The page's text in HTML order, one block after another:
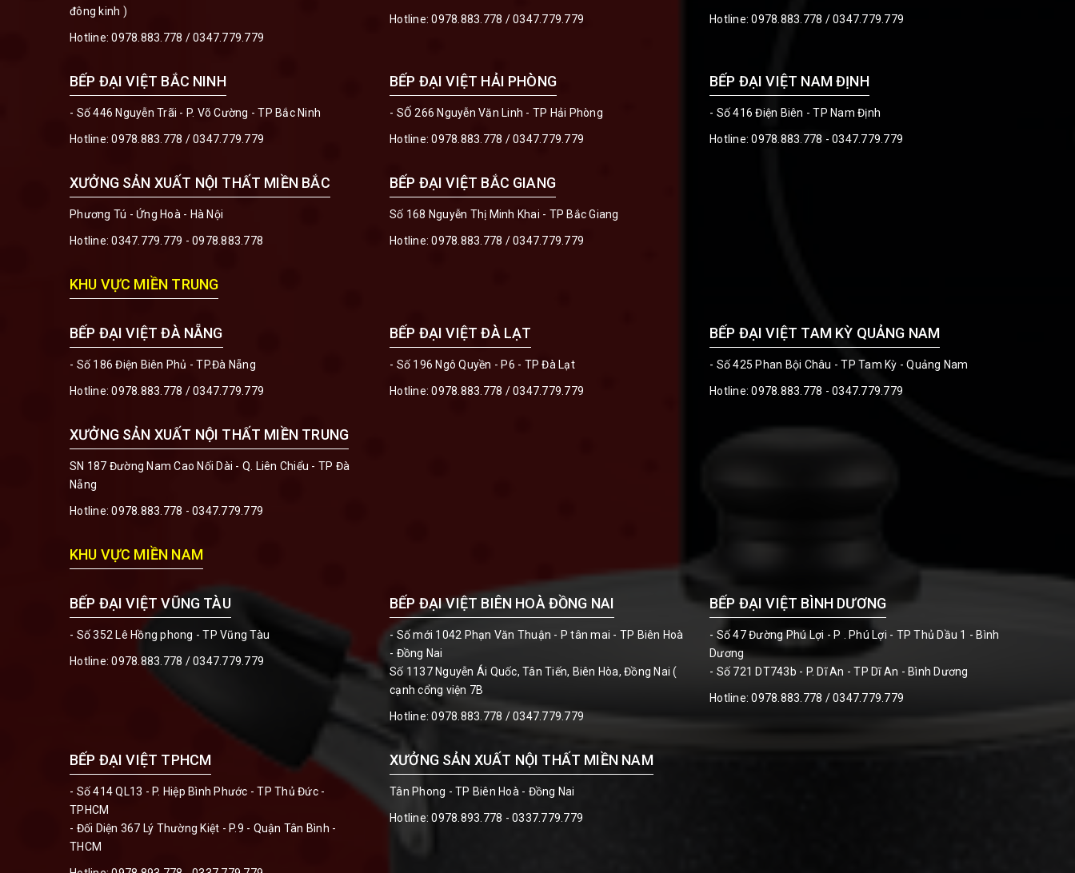
đông kinh )
Hotline:0978.883.778 /0347.779.779
Hotline:0978.883.778 /0347.779.779 Hotline:0978.883.778 /0347.779.779
BẾP ĐẠI VIỆT BẮC NINH
- Số 446 Nguyễn Trãi - P. Võ Cường - TP Bắc Ninh
Hotline:0978.883.778 /0347.779.779
BẾP ĐẠI VIỆT HẢI PHÒNG
- SỐ 266 Nguyễn Văn Linh - TP Hải Phòng
Hotline:0978.883.778 /0347.779.779
BẾP ĐẠI VIỆT NAM ĐỊNH
- Số 416 Điện Biên - TP Nam Định
Hotline:0978.883.778 - 0347.779.779
XƯỞNG SẢN XUẤT NỘI THẤT MIỀN BẮC
Phương Tú - Ứng Hoà - Hà Nội
Hotline:0347.779.779 - 0978.883.778
BẾP ĐẠI VIỆT BẮC GIANG
Số 168 Nguyễn Thị Minh Khai - TP Bắc Giang
Hotline:0978.883.778 /0347.779.779
KHU VỰC MIỀN TRUNG
BẾP ĐẠI VIỆT ĐÀ NẴNG
- Số 186 Điện Biên Phủ - TP.Đà Nẵng
Hotline:0978.883.778 /0347.779.779
BẾP ĐẠI VIỆT ĐÀ LẠT
- Số 196 Ngô Quyền - P6 - TP Đà Lạt
Hotline:0978.883.778 /0347.779.779
BẾP ĐẠI VIỆT TAM KỲ QUẢNG NAM
- Số 425 Phan Bội Châu - TP Tam Kỳ - Quảng Nam
Hotline:0978.883.778 - 0347.779.779
XƯỞNG SẢN XUẤT NỘI THẤT MIỀN TRUNG
SN 187 Đường Nam Cao Nối Dài - Q. Liên Chiểu - TP Đà
Nẵng
Hotline:0978.883.778 - 0347.779.779
KHU VỰC MIỀN NAM
BẾP ĐẠI VIỆT VŨNG TÀU
- Số 352 Lê Hồng phong - TP Vũng Tàu
Hotline:0978.883.778 / 0347.779.779
BẾP ĐẠI VIỆT BIÊN HOÀ ĐỒNG NAI
- Số mới 1042 Phạn Văn Thuận - P tân mai - TP Biên Hoà
- Đồng Nai
Số 1137 Nguyễn Ái Quốc, Tân Tiến, Biên Hòa, Đồng Nai (
cạnh cổng viện 7B
Hotline:0978.883.778 / 0347.779.779
BẾP ĐẠI VIỆT BÌNH DƯƠNG
- Số 47 Đường Phú Lợi - P . Phú Lợi - TP Thủ Dầu 1 - Bình
Dương
- Số 721 DT743b - P. Dĩ An - TP Dĩ An - Bình Dương
Hotline:0978.883.778 / 0347.779.779
BẾP ĐẠI VIỆT TPHCM
- Số 414 QL13 - P. Hiệp Bình Phước - TP Thủ Đức -
TPHCM
- Đối Diện 367 Lý Thường Kiệt - P.9 - Quận Tân Bình -
THCM
XƯỞNG SẢN XUẤT NỘI THẤT MIỀN NAM
Tân Phong - TP Biên Hoà - Đồng Nai
Hotline:0978.893.778 - 0337.779.779